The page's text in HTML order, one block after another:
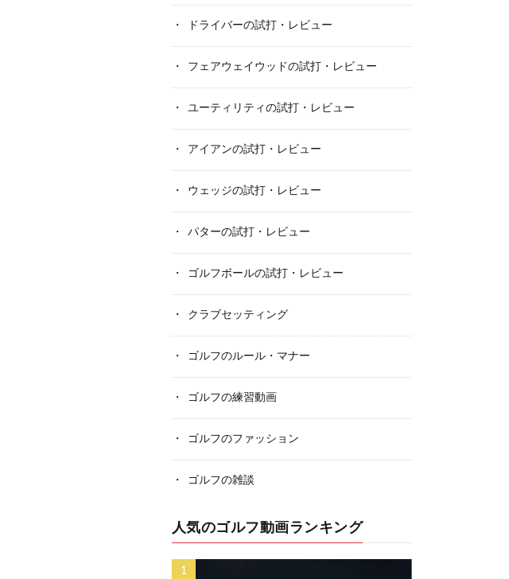
ドライバーの試打・レビュー
フェアウェイウッドの試打・レビュー
ユーティリティの試打・レビュー
アイアンの試打・レビュー
ウェッジの試打・レビュー
パターの試打・レビュー
ゴルフボールの試打・レビュー
クラブセッティング
ゴルフのルール・マナー
ゴルフの練習動画
ゴルフのファッション
ゴルフの雑談
人気のゴルフ動画ランキング